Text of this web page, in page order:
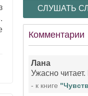
СЛУШАТЬ
Комментарии
Лана
- к книге